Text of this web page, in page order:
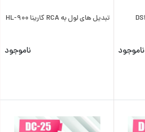
ناموجود
تبدیل های لول به RCA کارینا HL-900
ناموجود